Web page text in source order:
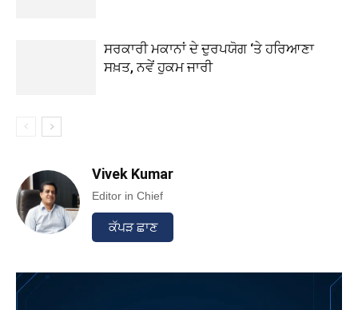
ਸਰਕਾਰੀ ਮਕਾਨਾਂ ਦੇ ਦੁਰਪਯੋਗ ‘ਤੇ ਹਰਿਆਣਾ
ਸਖ਼ਤ, ਨਵੇਂ ਹੁਕਮ ਜਾਰੀ
Vivek Kumar
Editor in Chief
ਕੱਪੜ ਛਾਣ